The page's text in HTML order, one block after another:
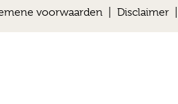
voorwaarden| Disclaimer|